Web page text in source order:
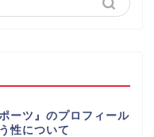
ーツ』のプロフィール
性について